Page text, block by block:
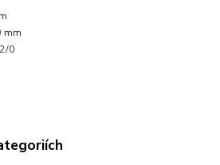
mm
0